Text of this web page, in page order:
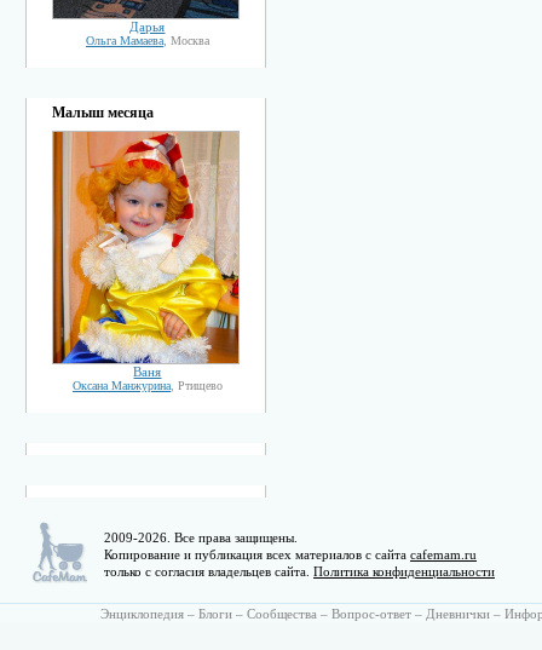
Дарья
Ольга Мамаева , Москва
Малыш месяца
Ваня
Оксана Манжурина, Ртищево
2009-2026. Все права защищены.
Копирование и публикация всех материалов с сайта cafemam.ru
только с согласия владельцев сайта. Политика конфиденциальности
Энциклопедия – Блоги – Сообщества – Вопрос-ответ – Дневнички –